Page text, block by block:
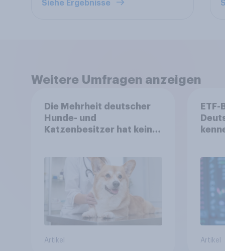
Siehe Ergebnisse
Weitere Umfragen anzeigen
Die Mehrheit deutscher
Hunde- und
Katzenbesitzer hat keine
Artikel
ETF-
Artikel